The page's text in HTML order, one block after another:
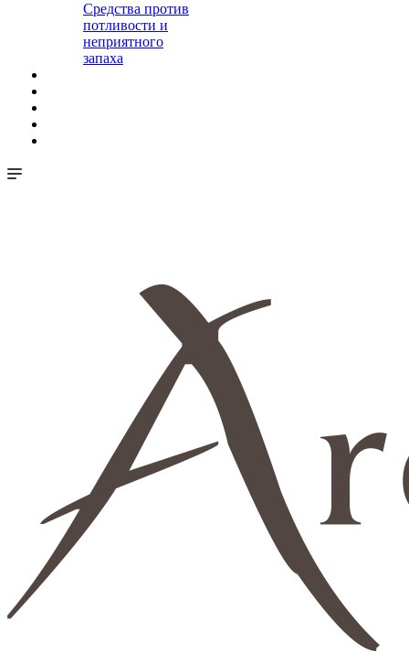
Средства против
потливости и
неприятного
запаха